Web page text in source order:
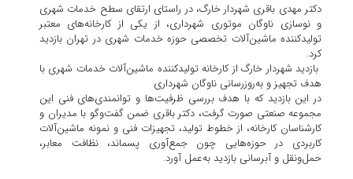
دکتر مهدی باقری شهردار خارگ، در راستای ارتقای سطح خدمات شهری
و نوسازی ناوگان موتوری شهرداری، از یکی از کارخانه‌های معتبر
تولیدکننده ماشین‌آلات تخصصی حوزه خدمات شهری در تهران بازدید
کرد.
بازدید شهردار خارگ از کارخانه تولیدکننده ماشین‌آلات خدمات شهری با
هدف تجهیز و به‌روزرسانی ناوگان شهرداری
در این بازدید که با هدف بررسی ظرفیت‌ها و توانمندی‌های فنی این
مجموعه صنعتی صورت گرفت، دکتر باقری ضمن گفت‌وگو با مدیران و
کارشناسان کارخانه، از خطوط تولید، تجهیزات فنی و نمونه ماشین‌آلات
کاربردی در حوزه‌هایی چون جمع‌آوری پسماند، نظافت معابر،
حمل‌ونقل و آبرسانی بازدید به‌عمل آورد.